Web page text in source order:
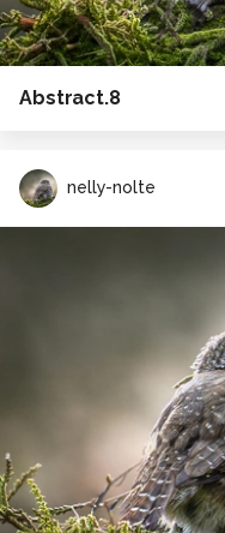
Abstract.8
nelly-nolte